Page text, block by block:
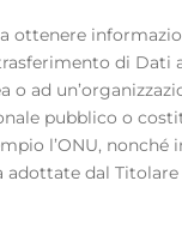
ottenere
di Dati
o ad
pubblico o
l’ONU, nonché
adottate dal